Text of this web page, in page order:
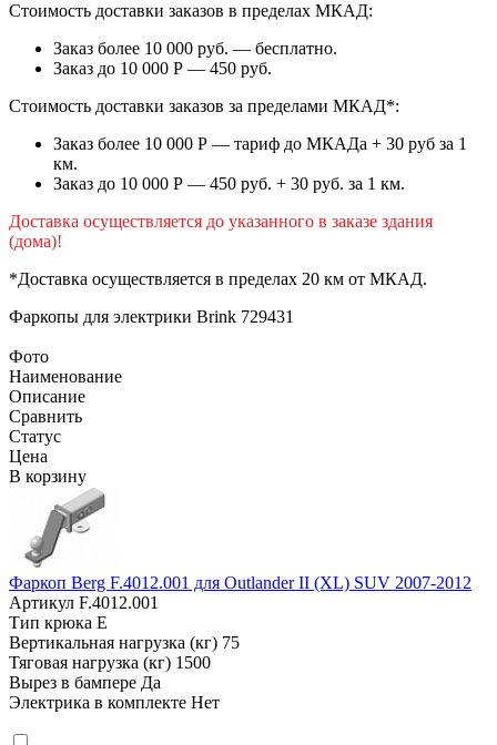
Стоимость доставки заказов в пределах МКАД:
Заказ более 10 000 руб. — бесплатно.
Заказ до 10 000 Р — 450 руб.
Стоимость доставки заказов за пределами МКАД*:
Заказ более 10 000 Р — тариф до МКАДа + 30 руб за 1
км.
Заказ до 10 000 Р — 450 руб. + 30 руб. за 1 км.
Доставка осуществляется до указанного в заказе здания
(дома)!
*Доставка осуществляется в пределах 20 км от МКАД.
Фаркопы для электрики Brink 729431
Фото
Наименование
Описание
Сравнить
Статус
Цена
В корзину
Фаркоп Berg F.4012.001 для Outlander II (XL) SUV 2007-2012
Артикул F.4012.001
Тип крюка E
Вертикальная нагрузка (кг) 75
Тяговая нагрузка (кг) 1500
Вырез в бампере Да
Электрика в комплекте Нет